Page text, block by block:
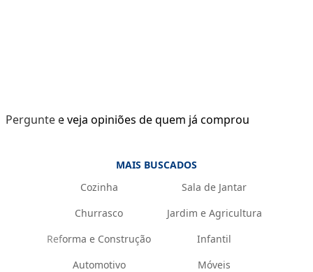
Pergunte e veja opiniões de quem já comprou
MAIS BUSCADOS
Cozinha
Sala de Jantar
Churrasco
Jardim e Agricultura
Reforma e Construção
Infantil
Automotivo
Móveis